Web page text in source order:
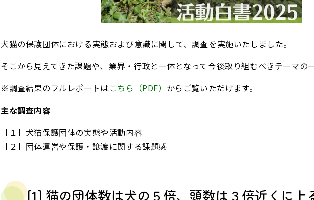
犬猫の保護団体における実態および意識に関して、調査を実施いたしました。
そこから見えてきた課題や、業界・行政と一体となって今後取り組むべきテーマの
※調査結果のフルレポートはこちら（PDF） からご覧いただけます。
主な調査内容
［１］犬猫保護団体の実態や活動内容
［２］団体運営や保護・譲渡に関する課題感
[1] 猫の団体数は犬の５倍、頭数は３倍近くに上